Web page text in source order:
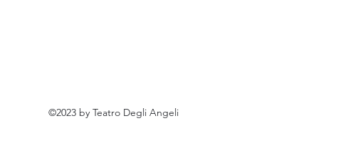
©2023 by Teatro Degli Angeli